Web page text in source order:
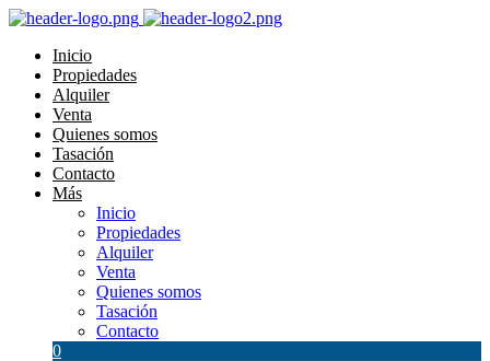
Inicio
Propiedades
Alquiler
Venta
Quienes somos
Tasación
Contacto
Más
Inicio
Propiedades
Alquiler
Venta
Quienes somos
Tasación
Contacto
0